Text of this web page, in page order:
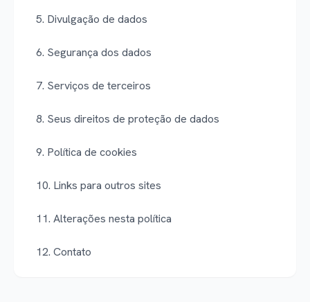
5. Divulgação de dados
6. Segurança dos dados
7. Serviços de terceiros
8. Seus direitos de proteção de dados
9. Política de cookies
10. Links para outros sites
11. Alterações nesta política
12. Contato